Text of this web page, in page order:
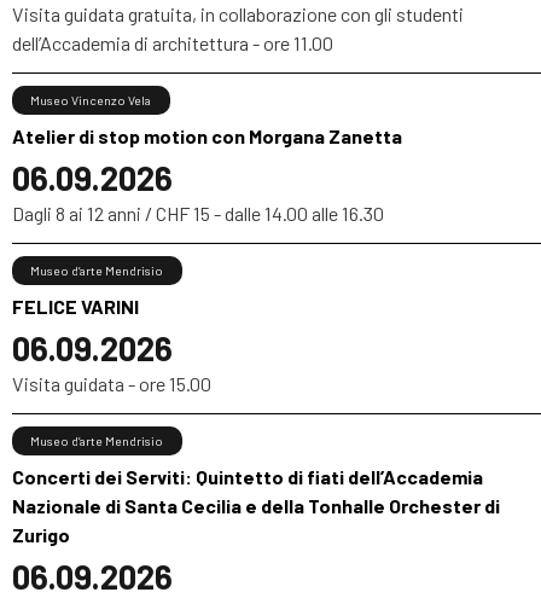
Visita guidata gratuita, in collaborazione con gli studenti
dell’Accademia di architettura - ore 11.00
Atelier di stop motion con Morgana Zanetta
06.09.2026
Museo Vincenzo Vela
Dagli 8 ai 12 anni / CHF 15 - dalle 14.00 alle 16.30
FELICE VARINI
06.09.2026
Museo d’arte Mendrisio
Visita guidata - ore 15.00
Concerti dei Serviti: Quintetto di fiati dell’Accademia
Nazionale di Santa Cecilia e della Tonhalle Orchester di
Zurigo
06.09.2026
Museo d’arte Mendrisio